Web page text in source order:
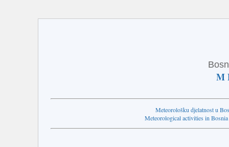
M
Meteorološku djelatnost u
Meteorological activities in